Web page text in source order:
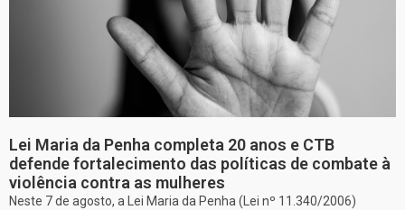
Lei Maria da Penha completa 20 anos e CTB
defende fortalecimento das políticas de combate à
violência contra as mulheres
Neste 7 de agosto, a Lei Maria da Penha (Lei nº 11.340/2006)